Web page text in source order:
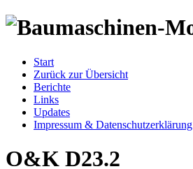
Start
Zurück zur Übersicht
Berichte
Links
Updates
Impressum & Datenschutzerklärung
O&K D23.2